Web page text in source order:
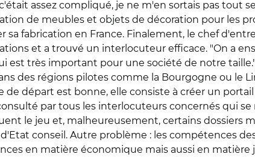
assez compliqué, je ne m'en sortais pas tout
de meubles et objets de décoration pour les
sa fabrication en France. Finalement, le chef
et a trouvé un interlocuteur efficace. "On a
est très important pour une société de notre taille."
des régions pilotes comme la Bourgogne ou le
de départ est bonne, elle consiste à créer un
par tous les interlocuteurs concernés qui se
le jeu et, malheureusement, certains dossiers
conseil. Autre problème : les compétences
en matière économique mais aussi en